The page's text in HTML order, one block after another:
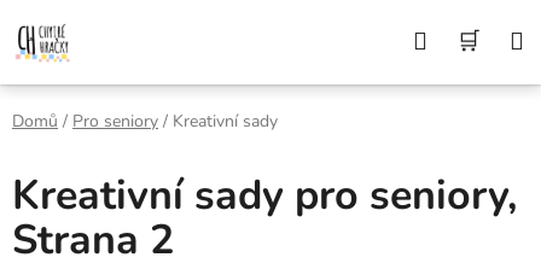
na
obsah
Z DŮVODU DOVOLENÉ BUDEME VAŠE
OBJEDNÁVKY ODESÍLAT AŽ 10. 8. DĚKUJEME
ZA POCHOPENÍ A PŘEJEME KRÁSNÉ LÉTO🌞
Hledat
Domů / Pro seniory / Kreativní sady
Kreativní sady pro seniory,
Strana 2